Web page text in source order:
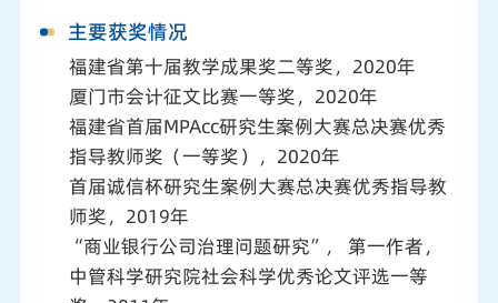
主要获奖情况
福建省第十届教学成果奖二等奖，2020年
厦门市会计征文比赛一等奖，2020年
福建省首届MPAcc研究生案例大赛总决赛优秀
指导教师奖（一等奖），2020年
首届诚信杯研究生案例大赛总决赛优秀指导教
师奖，2019年
“商业银行公司治理问题研究”， 第一作者，
中管科学研究院社会科学优秀论文评选一等